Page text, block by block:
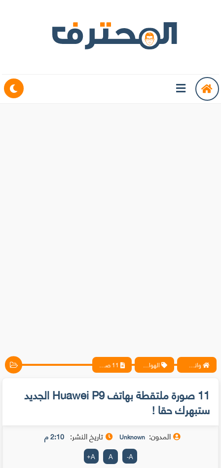
واتس آب ، فيسبوك ، أنترنت ، شروحات تقنية حصرية - المحترف الهواتف المحمولة
11 صورة ملتقطة بهاتف Huawei P9 الجديد
ستبهرك حقا !
المدون: Unknown تاريخ النشر: 2:10 م
A
-
A
A
+